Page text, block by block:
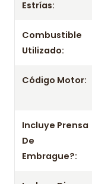
- Disco
- Rodamiento /
Tyk224
- No olvides
vehículo.
Estrías:
Combustible
Utilizado:
Código Motor:
Incluye Prensa
De
Embrague?: